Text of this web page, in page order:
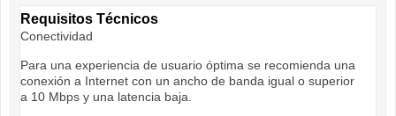
Requisitos Técnicos
Conectividad
Para una experiencia de usuario óptima se recomienda una
conexión a Internet con un ancho de banda igual o superior
a 10 Mbps y una latencia baja.